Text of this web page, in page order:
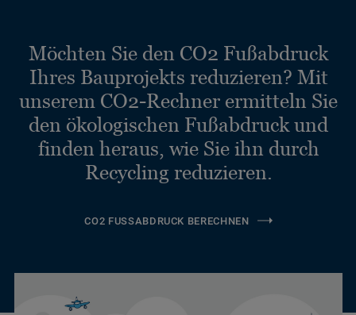
Möchten Sie den CO2 Fußabdruck
Ihres Bauprojekts reduzieren? Mit
unserem CO2-Rechner ermitteln Sie
den ökologischen Fußabdruck und
finden heraus, wie Sie ihn durch
Recycling reduzieren.
CO2 FUSSABDRUCK BERECHNEN